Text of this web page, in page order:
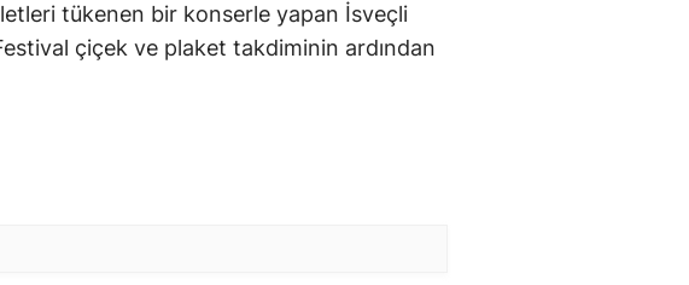
tükenen bir konserle yapan İsveçli
çiçek ve plaket takdiminin ardından